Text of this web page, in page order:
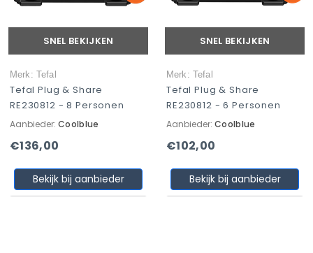
SNEL BEKIJKEN
Merk: Tefal
Tefal Plug & Share
RE230812 - 8 Personen
Aanbieder: Coolblue
€136,00
Bekijk bij aanbieder
SNEL BEKIJKEN
Merk: Tefal
Tefal Plug & Share
RE230812 - 6 Personen
Aanbieder: Coolblue
€102,00
Bekijk bij aanbieder